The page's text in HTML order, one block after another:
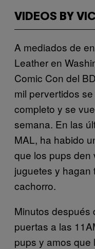
VIDEOS BY
A mediados de
Leather en
Comic Con del
mil pervertidos
completo y se
semana. En las
MAL, ha habido
que los pups den
juguetes y hagan
cachorro.
Minutos después
puertas a las
pups y amos